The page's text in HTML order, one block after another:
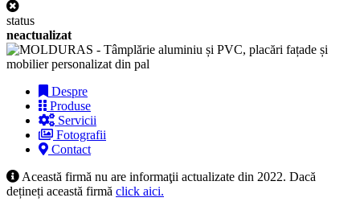
status
neactualizat
Despre
Produse
Servicii
Fotografii
Contact
Această firmă nu are informaţii actualizate din 2022. Dacă
dețineți această firmă click aici.